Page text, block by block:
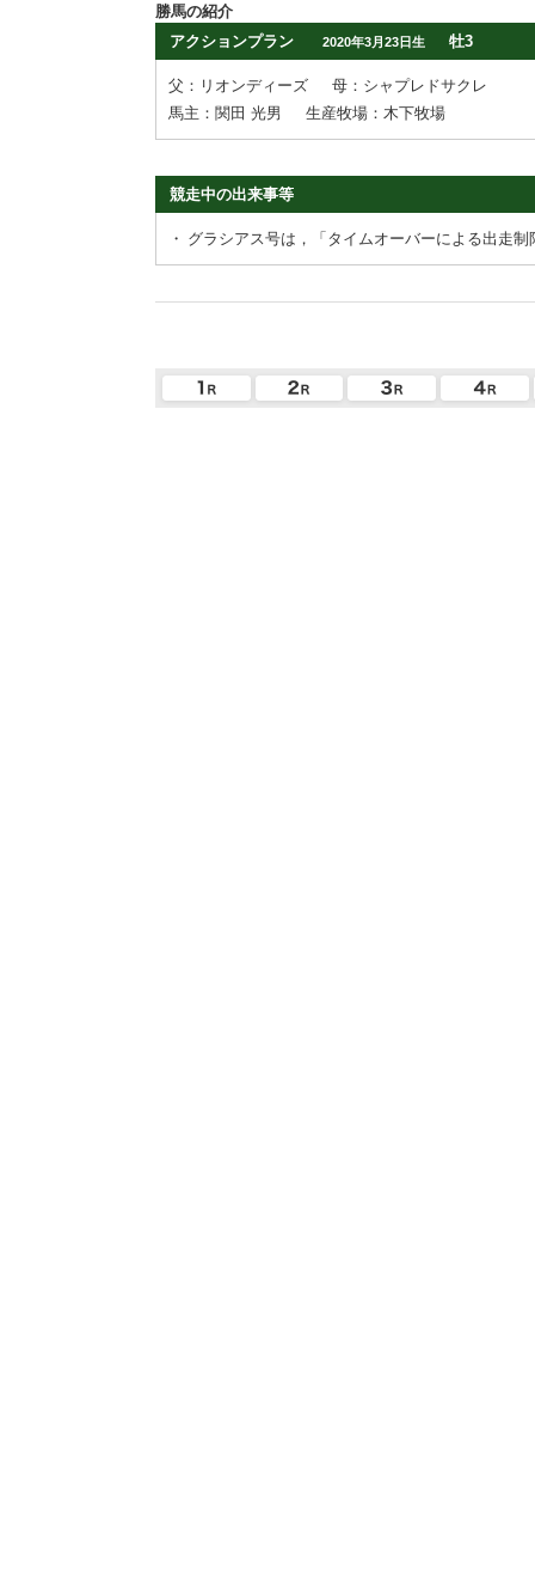
勝馬の紹介
アクションプラン
2020年3月23日生 牡3
父：リオンディーズ
母：シャプレドサクレ
馬主：関田 光男
生産牧場：木下牧場
競走中の出来事等
・ グラシアス号は，「タイムオーバーによる出走